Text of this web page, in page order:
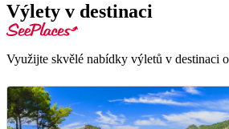
Výlety v destinaci
Využijte skvělé nabídky výletů v destinaci